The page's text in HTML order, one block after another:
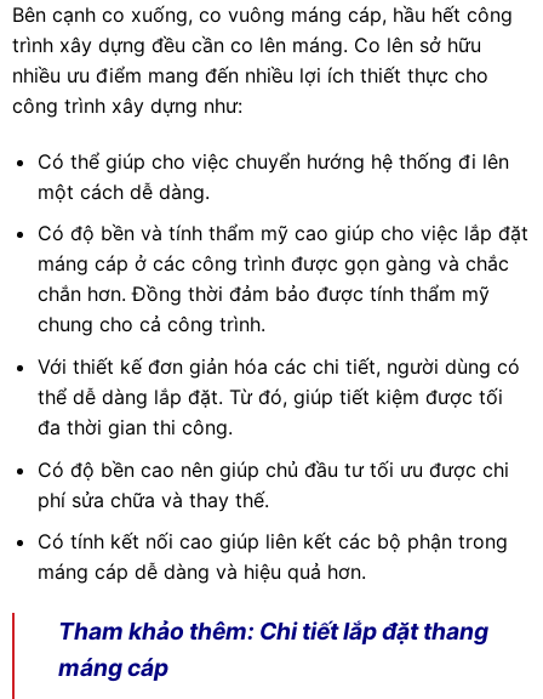
Bên cạnh co xuống, co vuông máng cáp, hầu hết công
trình xây dựng đều cần co lên máng. Co lên sở hữu
nhiều ưu điểm mang đến nhiều lợi ích thiết thực cho
công trình xây dựng như:
Có thể giúp cho việc chuyển hướng hệ thống đi lên
một cách dễ dàng.
Có độ bền và tính thẩm mỹ cao giúp cho việc lắp đặt
máng cáp ở các công trình được gọn gàng và chắc
chắn hơn. Đồng thời đảm bảo được tính thẩm mỹ
chung cho cả công trình.
Với thiết kế đơn giản hóa các chi tiết, người dùng có
thể dễ dàng lắp đặt. Từ đó, giúp tiết kiệm được tối
đa thời gian thi công.
Có độ bền cao nên giúp chủ đầu tư tối ưu được chi
phí sửa chữa và thay thế.
Có tính kết nối cao giúp liên kết các bộ phận trong
máng cáp dễ dàng và hiệu quả hơn.
Tham khảo thêm: Chi tiết lắp đặt thang
máng cáp